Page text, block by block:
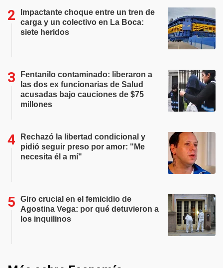
Impactante choque entre un tren de
carga y un colectivo en La Boca:
siete heridos
Fentanilo contaminado: liberaron a
las dos ex funcionarias de Salud
acusadas bajo cauciones de $75
millones
Rechazó la libertad condicional y
pidió seguir preso por amor: "Me
necesita él a mí"
Giro crucial en el femicidio de
Agostina Vega: por qué detuvieron a
los inquilinos